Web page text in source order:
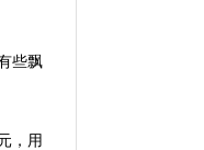
些飘
，用